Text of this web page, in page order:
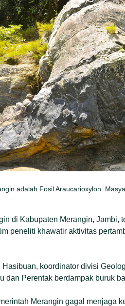
adalah Fosil Araucarioxylon.
di Kabupaten Merangin, Jambi,
peneliti khawatir aktivitas
Hasibuan, koordinator divisi
dan Perentak berdampak buruk
Merangin gagal menjaga